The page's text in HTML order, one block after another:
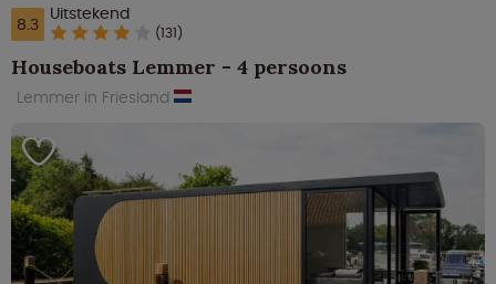
8.3 Uitstekend
(131)
Houseboats Lemmer - 4 persoons
Lemmer in Friesland